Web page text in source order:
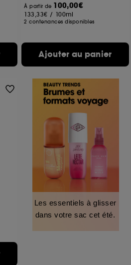
À partir de 100,00€
133,33€ / 100ml
2 contenances disponibles
Ajouter au panier
Les essentiels à glisser
dans votre sac cet été.